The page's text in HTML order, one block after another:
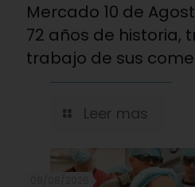
Mercado 10 de
72 años de historia,
trabajo de sus
Leer mas